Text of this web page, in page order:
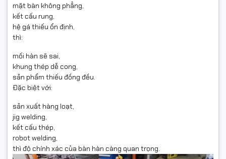
mặt bàn không phẳng,
kết cấu rung,
hệ gá thiếu ổn định,
thì:
mối hàn sẽ sai,
khung thép dễ cong,
sản phẩm thiếu đồng đều.
Đặc biệt với:
sản xuất hàng loạt,
jig welding,
kết cấu thép,
robot welding,
thì độ chính xác của bàn hàn càng quan trọng.